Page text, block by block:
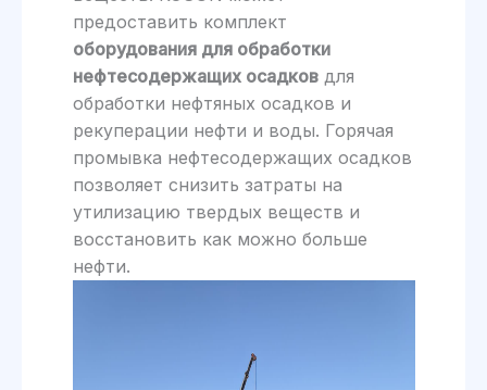
предоставить комплект
оборудования для обработки
нефтесодержащих осадковдля
обработки нефтяных осадков и
рекуперации нефти и воды. Горячая
промывка нефтесодержащих осадков
позволяет снизить затраты на
утилизацию твердых веществ и
восстановить как можно больше
нефти.